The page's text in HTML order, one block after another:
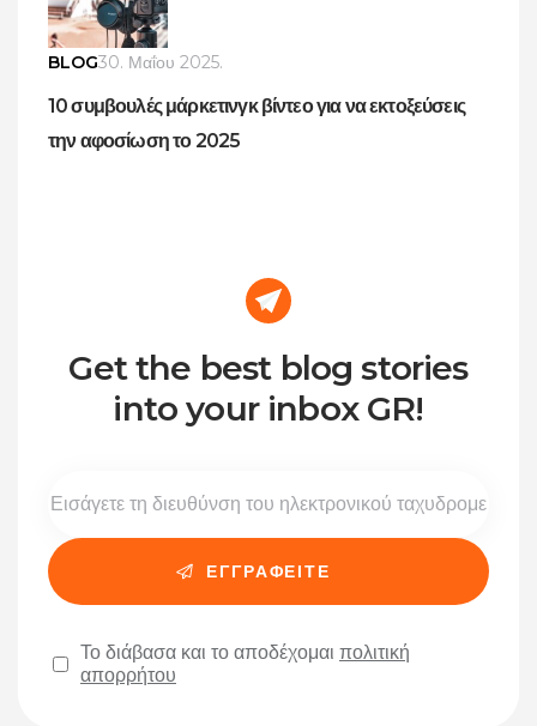
BLOG30. Μαΐου 2025.
10 συμβουλές μάρκετινγκ βίντεο για να εκτοξεύσεις
την αφοσίωση το 2025
Get the best blog stories
into your inbox GR!
Το διάβασα και το αποδέχομαι πολιτική
απορρήτου